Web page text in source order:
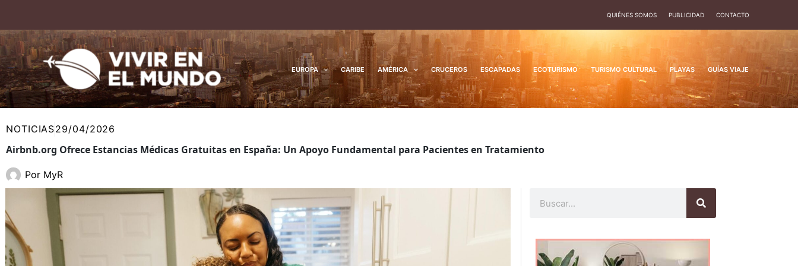
contenido
QUIÉNES SOMOS PUBLICIDAD CONTACTO
EUROPA CARIBE AMÉRICA CRUCEROS ESCAPADAS ECOTURISMO TURISMO CULTURAL PLAYAS GUÍAS VIAJE
NOTICIAS29/04/2026
Airbnb.org Ofrece Estancias Médicas Gratuitas en España: Un Apoyo Fundamental para Pacientes en Tratamiento
Por MyR